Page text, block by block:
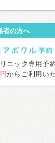
者の方へ
ニック専用予
からご利用い